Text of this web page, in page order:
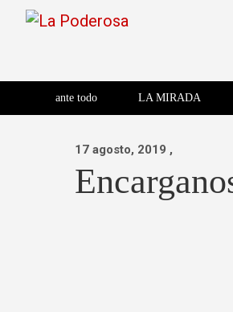
Saltar
La Poderosa
brazo literario del movimiento
La Poderosa
Revista de cultura villera, brazo
ante todo LA MIRADA
17 agosto, 2019 ,